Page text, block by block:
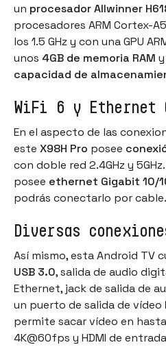
un procesador Allwinner
procesadores ARM Cortex-
los 1.5 GHz y con una GPU
unos 4GB de memoria RAM
capacidad de
WiFi 6 y Ethernet
En el aspecto de las
este X98H Pro posee
con doble red 2.4GHz y
posee ethernet Gigabit 10/
podrás conectarlo por cable.
Diversas
Así mismo, esta Android TV
USB 3.0, salida de audio
Ethernet, jack de salida de
un puerto de salida de vídeo
permite sacar vídeo en
4K@60fps y HDMI de